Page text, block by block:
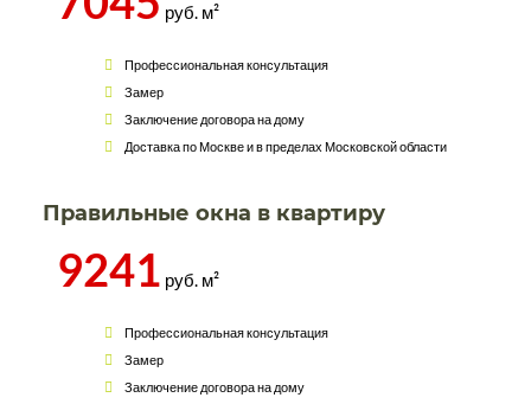
руб. м²
Профессиональная консультация
Замер
Заключение договора на дому
Доставка по Москве и в пределах Московской области
Правильные окна в квартиру
9241 руб. м²
Профессиональная консультация
Замер
Заключение договора на дому